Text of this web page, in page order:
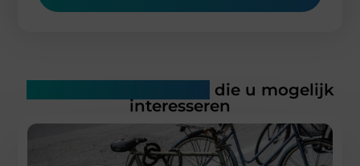
die u mogelijk
interesseren